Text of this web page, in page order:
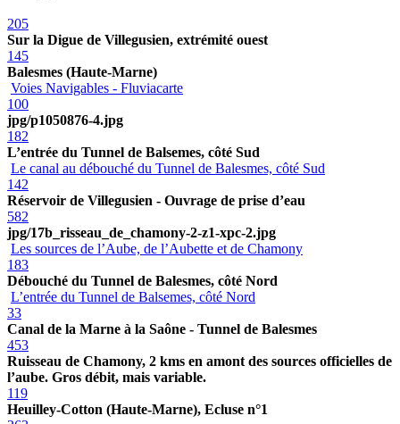
205
Sur la Digue de Villegusien, extrémité ouest
145
Balesmes (Haute-Marne)
Voies Navigables - Fluviacarte
100
jpg/p1050876-4.jpg
182
L’entrée du Tunnel de Balsemes, côté Sud
Le canal au débouché du Tunnel de Balesmes, côté Sud
142
Réservoir de Villegusien - Ouvrage de prise d’eau
582
jpg/17b_risseau_de_chamony-2-z1-xpc-2.jpg
Les sources de l’Aube, de l’Aubette et de Chamony
183
Débouché du Tunnel de Balesmes, côté Nord
L’entrée du Tunnel de Balsemes, côté Nord
33
Canal de la Marne à la Saône - Tunnel de Balesmes
453
Ruisseau de Chamony, 2 kms en amont des sources officielles de
l’aube. Gros débit, mais variable.
119
Heuilley-Cotton (Haute-Marne), Ecluse n°1